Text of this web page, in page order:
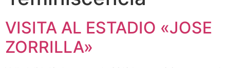
VISITA AL ESTADIO «JOSE
ZORRILLA»